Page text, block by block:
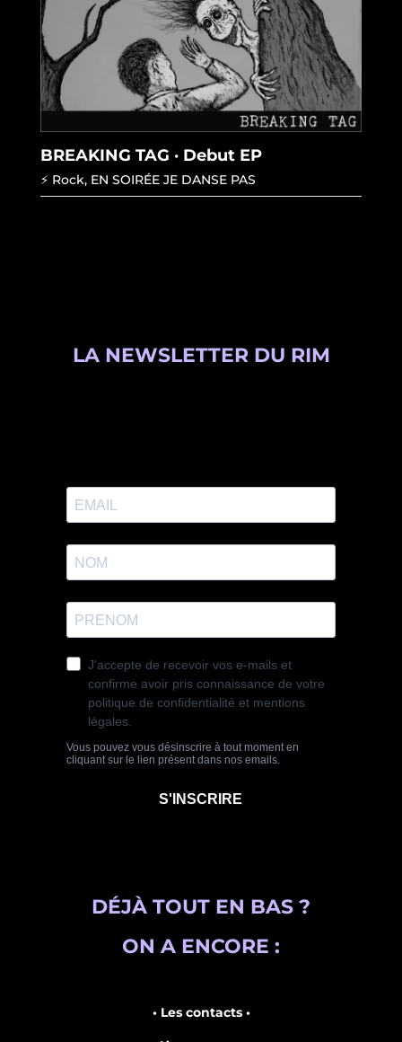
BREAKING TAG · Debut EP
⚡ Rock, EN SOIRÉE JE DANSE PAS
LA NEWSLETTER DU RIM
DÉJÀ TOUT EN BAS ?
ON A ENCORE :
• Les contacts •